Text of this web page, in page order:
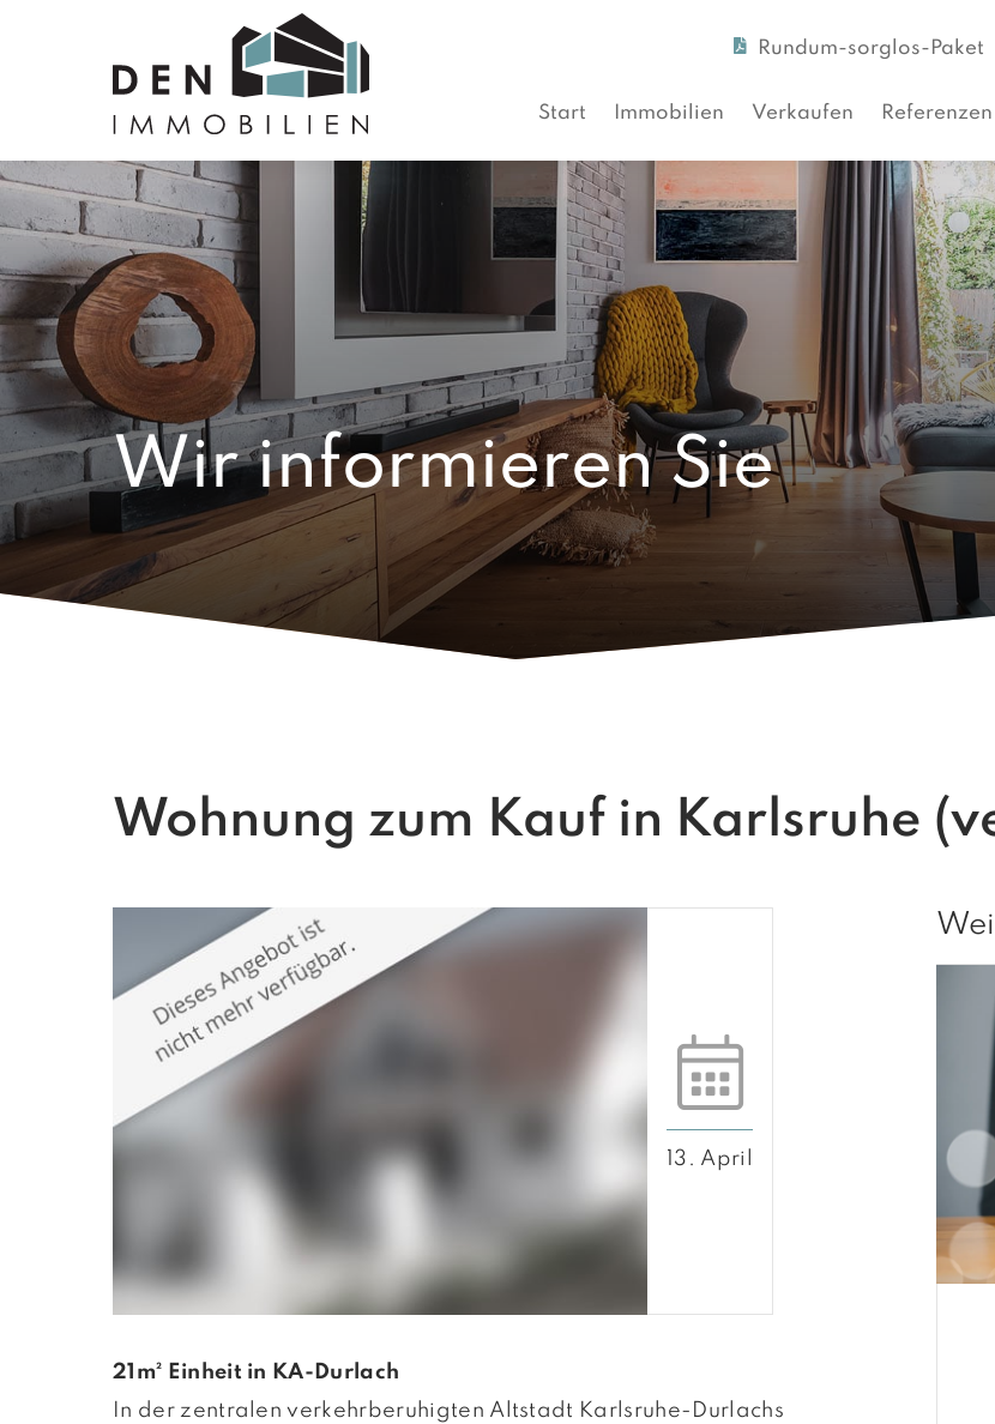
Rundum-sorglos-Paket
Start Immobilien Verkaufen Referenzen
Wir informieren Sie
Wohnung zum Kauf in Karlsruhe
13. April
21m² Einheit in KA-Durlach
In der zentralen verkehrberuhigten Altstadt Karlsruhe-Durlachs